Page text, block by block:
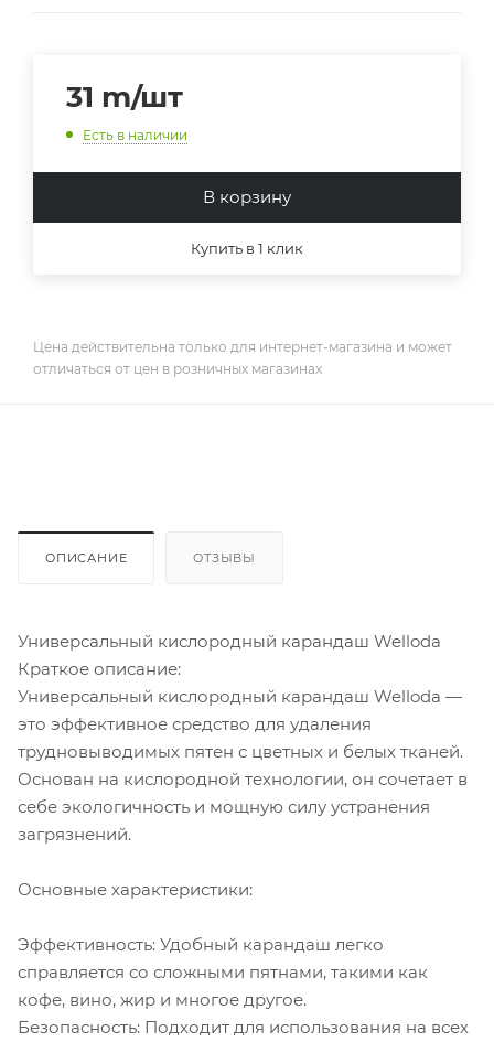
31 m/шт
Есть в наличии
В корзину
Купить в 1 клик
Цена действительна только для интернет-магазина и может
отличаться от цен в розничных магазинах
ОПИСАНИЕ ОТЗЫВЫ
Универсальный кислородный карандаш Welloda
Краткое описание:
Универсальный кислородный карандаш Welloda —
это эффективное средство для удаления
трудновыводимых пятен с цветных и белых тканей.
Основан на кислородной технологии, он сочетает в
себе экологичность и мощную силу устранения
загрязнений.
Основные характеристики:
Эффективность: Удобный карандаш легко
справляется со сложными пятнами, такими как
кофе, вино, жир и многое другое.
Безопасность: Подходит для использования на всех